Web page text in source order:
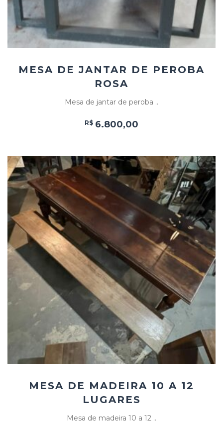
MESA DE JANTAR DE PEROBA
ROSA
Mesa de jantar de peroba ..
R$ 6.800,00
Add
ao
Favoritos
MESA DE MADEIRA 10 A 12
LUGARES
Mesa de madeira 10 a 12 ..